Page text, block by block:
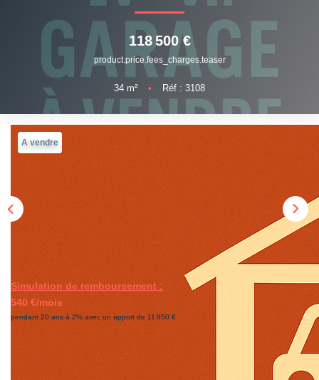
BIENS VENDUS
L'AGENCE
Présentation De L'agence
L'équipe
118 500 €
product.price.fees_charges.teaser
34 m² • Réf : 3108
A vendre
Simulation de remboursement :
540 €/mois
pendant 20 ans à 2% avec un apport de 11 850 €